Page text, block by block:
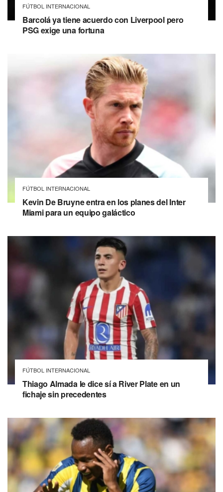
FÚTBOL INTERNACIONAL
Barcolá ya tiene acuerdo con Liverpool pero
PSG exige una fortuna
FÚTBOL INTERNACIONAL
Kevin De Bruyne entra en los planes del Inter
Miami para un equipo galáctico
FÚTBOL INTERNACIONAL
Thiago Almada le dice sí a River Plate en un
fichaje sin precedentes